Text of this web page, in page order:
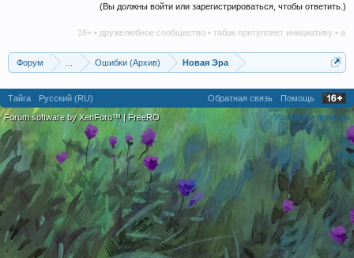
(Вы должны войти или зарегистрироваться, чтобы ответить.)
16+ • дружелюбное сообщество • табак притупляет инициативу •
Форум Ошибки (Архив) Новая Эра
Тайга Русский (RU) Обратная связь
Помощь
Условия и правила
Forum software by XenForo™ |FreeRO